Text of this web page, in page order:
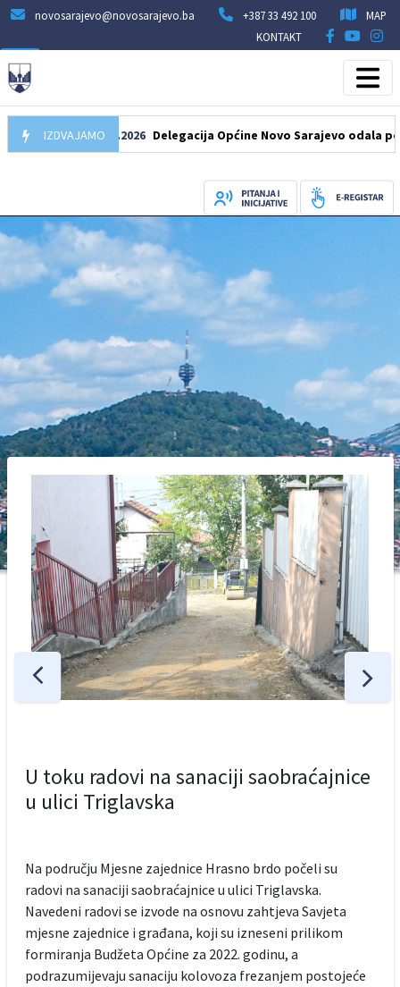
novosarajevo@novosarajevo.ba +387 33 492 100
MAP
KONTAKT
IZDVAJAMO
07.08.2026 Delegacija Općine Novo Sarajevo odala počast
U toku radovi na sanaciji saobraćajnice
u ulici Triglavska
Na području Mjesne zajednice Hrasno brdo počeli su
radovi na sanaciji saobraćajnice u ulici Triglavska.
Navedeni radovi se izvode na osnovu zahtjeva Savjeta
mjesne zajednice i građana, koji su izneseni prilikom
formiranja Budžeta Općine za 2022. godinu, a
podrazumijevaju sanaciju kolovoza frezanjem postojeće